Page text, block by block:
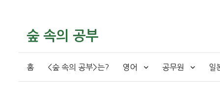
숲 속의 공부
홈 <숲 속의 공부>는? 영어 공무원 일